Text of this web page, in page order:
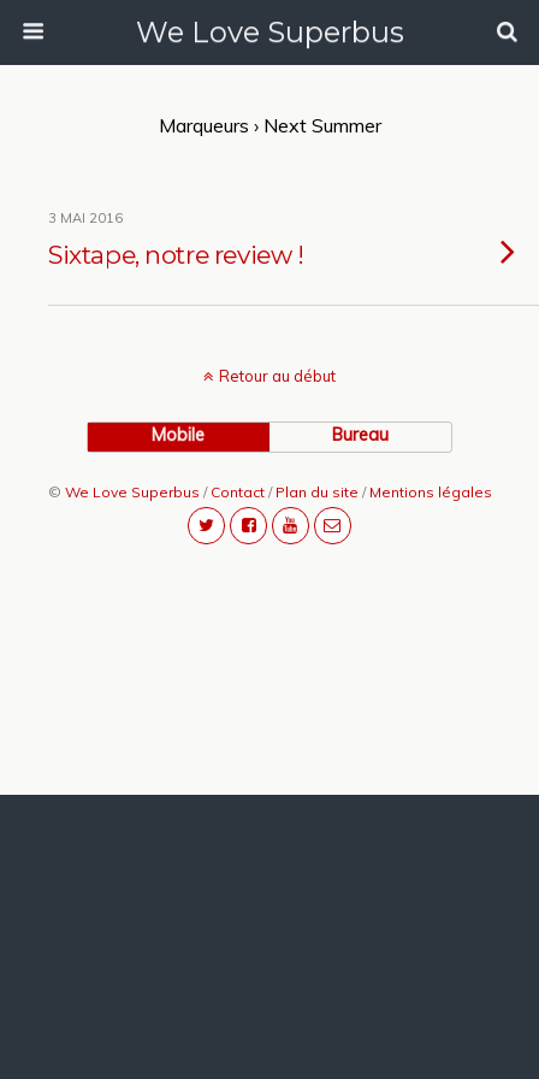
We Love Superbus
Marqueurs › Next Summer
3 MAI 2016
Sixtape, notre review !
Retour au début
Mobile Bureau
© We Love Superbus / Contact/ Plan du site / Mentions légales